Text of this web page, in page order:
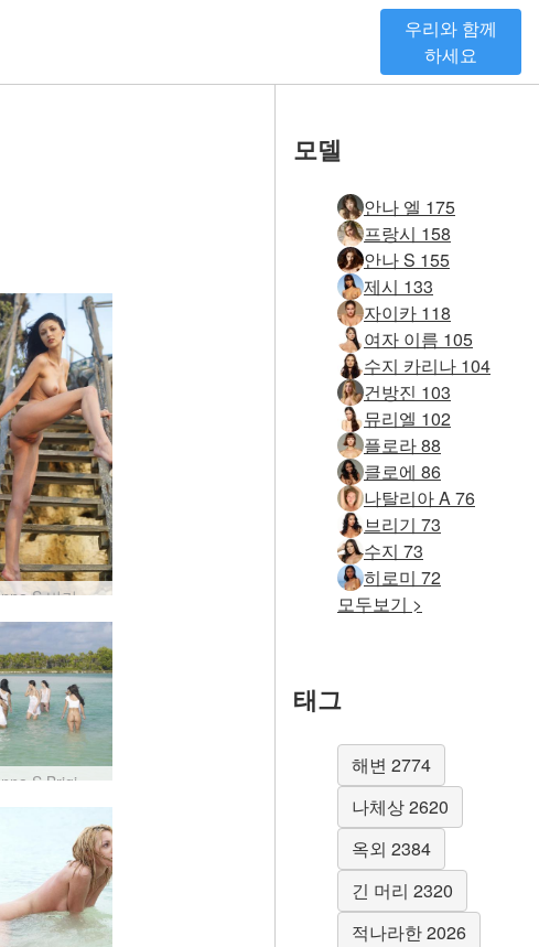
우리와 함께
하세요
Anna S 비키니 선라이즈 #35
모델
안나 엘 175
프랑시 158
안나 S 155
제시 133
자이카 118
여자 이름 105
수지 카리나 104
건방진 103
뮤리엘 102
플로라 88
클로에 86
나탈리아 A 76
브리기 73
수지 73
히로미 72
모두보기 >
태그
해변 2774
나체상 2620
옥외 2384
긴 머리 2320
적나라한 2026